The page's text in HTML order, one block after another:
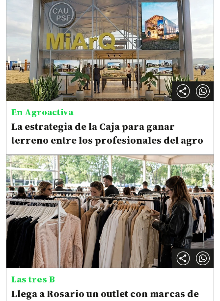
En Agroactiva
La estrategia de la Caja para ganar
terreno entre los profesionales del agro
Las tres B
Llega a Rosario un outlet con marcas de